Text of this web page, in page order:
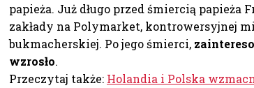
papieża. Już długo przed śmiercią papieża
zakłady na Polymarket, kontrowersyjnej
bukmacherskiej. Po jego śmierci,
wzrosło.
Przeczytaj także: Holandia i Polska